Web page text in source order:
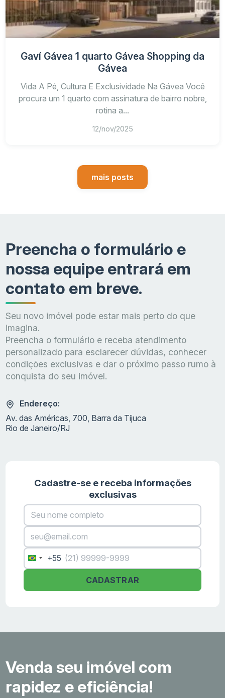
Gaví Gávea 1 quarto Gávea Shopping da
Gávea
Vida A Pé, Cultura E Exclusividade Na Gávea Você
procura um 1 quarto com assinatura de bairro nobre,
rotina a...
12/nov/2025
mais posts
Preencha o formulário e
nossa equipe entrará em
contato em breve.
Seu novo imóvel pode estar mais perto do que
imagina.
Preencha o formulário e receba atendimento
personalizado para esclarecer dúvidas, conhecer
condições exclusivas e dar o próximo passo rumo à
conquista do seu imóvel.
Endereço:
Av. das Américas, 700, Barra da Tijuca
Rio de Janeiro/RJ
Cadastre-se e receba informações
exclusivas
Brazil
+55
+55
CADASTRAR
Venda seu imóvel com
rapidez e eficiência!